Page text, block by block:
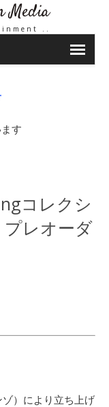
Media
..
す
コレクシ
レオーダ
）により立ち上げ